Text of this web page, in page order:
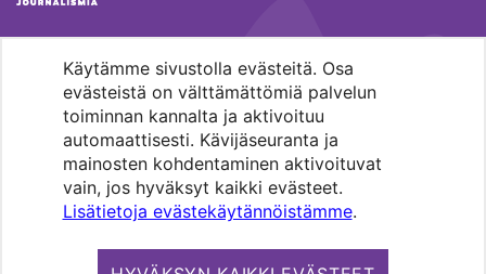
Käytämme sivustolla evästeitä. Osa
evästeistä on välttämättömiä palvelun
toiminnan kannalta ja aktivoituu
automaattisesti. Kävijäseuranta ja
mainosten kohdentaminen aktivoituvat
vain, jos hyväksyt kaikki evästeet.
Lisätietoja evästekäytännöistämme.
MENOHAKU
Pääkaupunkiseudun evankelis-
luterilaisten seurakuntien media.